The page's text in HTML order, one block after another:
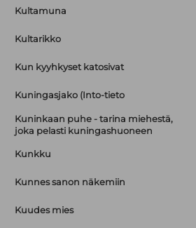
Kultamuna
Kultarikko
Kun kyyhkyset katosivat
Kuningasjako (Into-tieto
Kuninkaan puhe - tarina miehestä,
joka pelasti kuningashuoneen
Kunkku
Kunnes sanon näkemiin
Kuudes mies